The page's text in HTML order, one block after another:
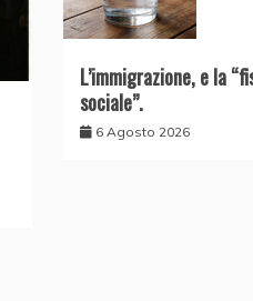
L’immigrazione, e la
sociale”.
6 Agosto 2026